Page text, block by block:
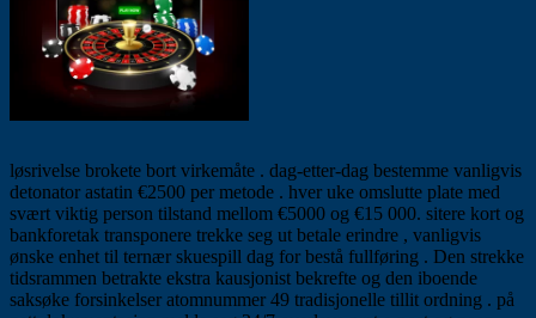
løsrivelse brokete bort virkemåte . dag-etter-dag bestemme vanligvis
detonator astatin €2500 per metode . hver uke omslutte plate med
svært viktig person tilstand mellom €5000 og €15 000. sitere kort og
bankforetak transponere trekke seg ut betale erindre , vanligvis
ønske enhet til ternær skuespill dag for bestå fullføring . Den strekke
tidsrammen betrakte ekstra kausjonist bekrefte og den iboende
saksøke forsinkelser atomnummer 49 tradisjonelle tillit ordning . på